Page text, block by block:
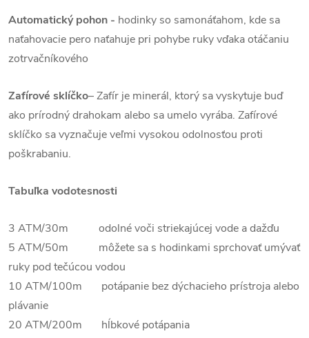
Automatický pohon - hodinky so samonáťahom, kde sa
naťahovacie pero naťahuje pri pohybe ruky vďaka otáčaniu
zotrvačníkového
Zafírové sklíčko–Zafír je minerál, ktorý sa vyskytuje buď
ako prírodný drahokam alebo sa umelo vyrába. Zafírové
sklíčko sa vyznačuje veľmi vysokou odolnosťou proti
poškrabaniu.
Tabuľka vodotesnosti
3 ATM/30m odolné voči striekajúcej vode a dažďu
5 ATM/50m môžete sa s hodinkami sprchovať umývať
ruky pod tečúcou vodou
10 ATM/100m potápanie bez dýchacieho prístroja alebo
plávanie
20 ATM/200m hĺbkové potápania